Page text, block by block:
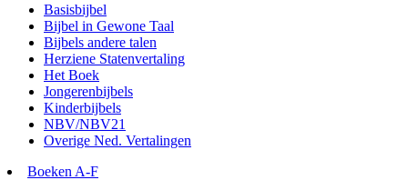
Basisbijbel
Bijbel in Gewone Taal
Bijbels andere talen
Herziene Statenvertaling
Het Boek
Jongerenbijbels
Kinderbijbels
NBV/NBV21
Overige Ned. Vertalingen
Boeken A-F